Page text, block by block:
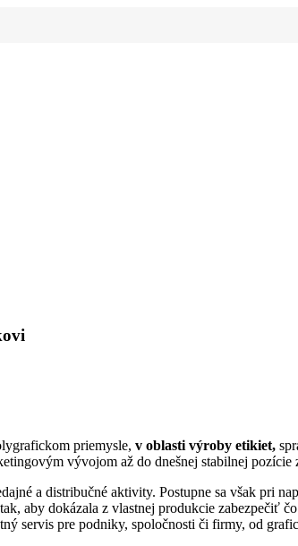
priemysle, v oblasti výroby etikiet,
vývojom až do dnešnej stabilnej pozície
a distribučné aktivity. Postupne sa však pri
aby dokázala z vlastnej produkcie zabezpečiť
servis pre podniky, spoločnosti či firmy, od